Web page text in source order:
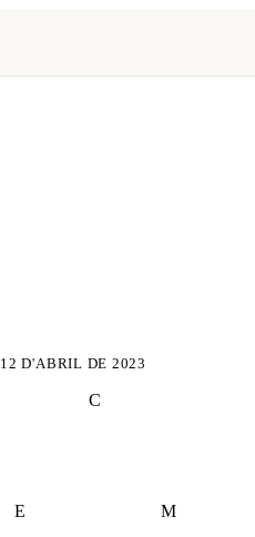
12 D'ABRIL DE 2023
E
C
M